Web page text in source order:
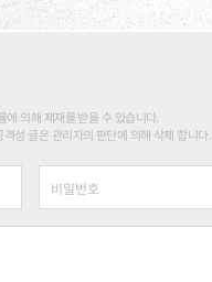
에 의해 제재를 받을 수 있습니다.
성 글은 관리자의 판단에 의해 삭제 합니다.